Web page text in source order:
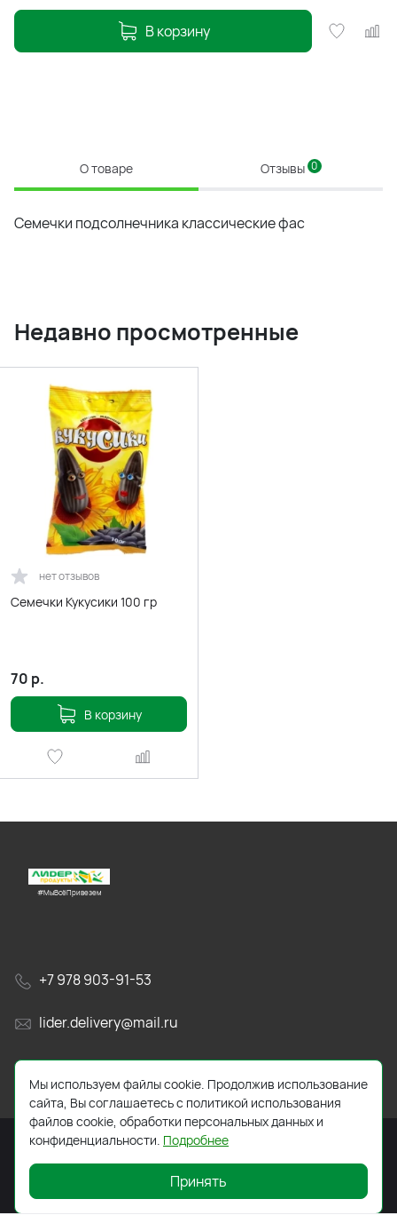
В корзину
О товаре Отзывы 0
Семечки подсолнечника классические фас
Недавно просмотренные
нет отзывов
Семечки Кукусики 100 гр
70 р.
В корзину
#МыВсёПривезем
+7 978 903-91-53
lider.delivery@mail.ru
просп. Генерала Острякова, 65А
2026 © Все права защищены. Работает наReadyScript
Мы используем файлы cookie. Продолжив использование
сайта, Вы соглашаетесь с политикой использования
файлов cookie, обработки персональных данных и
конфиденциальности. Подробнее
Принять